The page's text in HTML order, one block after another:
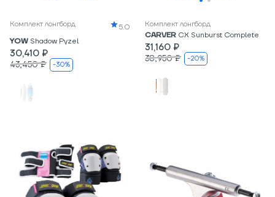
Комплект лонгборд
5.0
YOW Shadow Pyzel
30,410 ₽
43,450 ₽ -30%
Комплект лонгборд
CARVER CX Sunburst Complete
31,160 ₽
38,950 ₽ -20%